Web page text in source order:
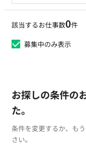
該当するお仕事数0件
募集中のみ表示
お探しの条件の
た。
条件を変更するか、も
さい。